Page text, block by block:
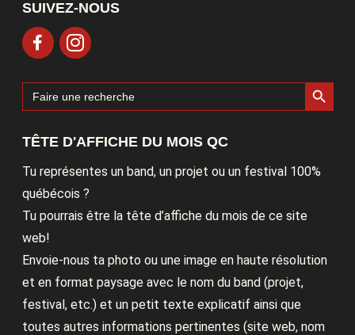
SUIVEZ-NOUS
Search
for:
Search Button
TÊTE D'AFFICHE DU MOIS QC
Tu représentes un band, un projet ou un festival 100%
québécois ?
Tu pourrais être la tête d’affiche du mois de ce site
web!
Envoie-nous ta photo ou une image en haute résolution
et en format paysage avec le nom du band (projet,
festival, etc.) et un petit texte explicatif ainsi que
toutes autres informations pertinentes (site web, nom